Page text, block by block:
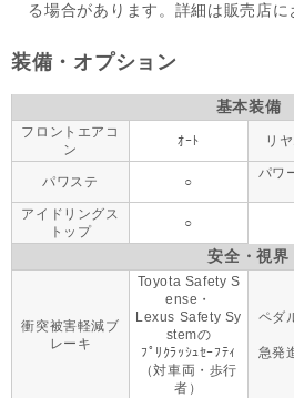
る場合があります。詳細は販売店に
装備・オプション
基本装備
フロントエアコ
ン
ｵｰﾄ リ
パワステ ○
パワ
アイドリングス
トップ
○
安全・視界
衝突被害軽減ブ
レーキ
Toyota Safety S
ense・
Lexus Safety Sy
stemの
ﾌﾟﾘｸﾗｯｼｭｾｰﾌﾃｨ
（対車両・歩行
者）
ペダ
急発